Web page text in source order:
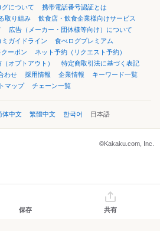
グについて
携帯電話番号認証とは
取り組み
飲食店・飲食企業様向けサービス
広告（メーカー・団体様等向け）について
ミガイドライン
食べログプレミアム
ーポン
ネット予約（リクエスト予約）
オプトアウト）
特定商取引法に基づく表記
わせ 採用情報 企業情報
キーワード一覧
マップ
チェーン一覧
体中文 繁體中文 한국어 日本語
©Kakaku.com, Inc.
保存 共有